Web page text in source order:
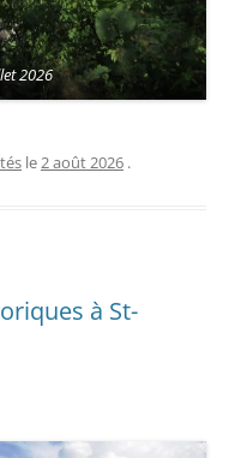
2026
le2 août 2026 .
à St-